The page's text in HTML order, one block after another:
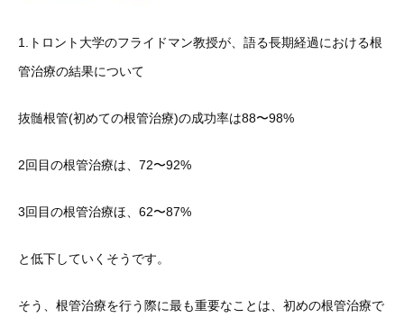
1.トロント大学のフライドマン教授が、語る長期経過における根
管治療の結果について
抜髄根管(初めての根管治療)の成功率は88〜98%
2回目の根管治療は、72〜92%
3回目の根管治療ほ、62〜87%
と低下していくそうです。
そう、根管治療を行う際に最も重要なことは、初めの根管治療で